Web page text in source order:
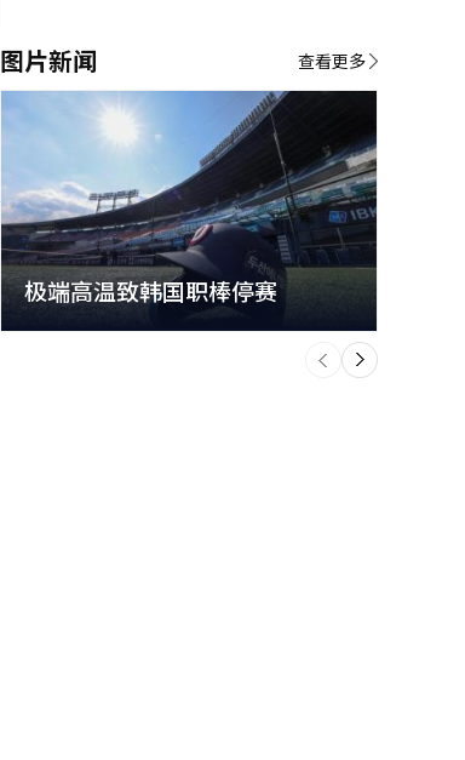
图片新闻
极端高温致韩国职棒停赛
下
一
个
查看更多